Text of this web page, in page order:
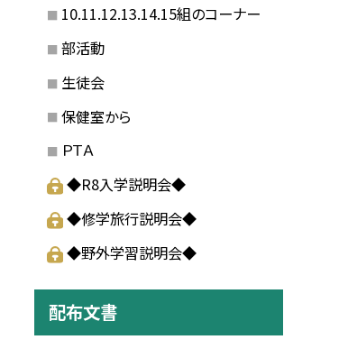
10.11.12.13.14.15組のコーナー
部活動
生徒会
保健室から
ＰＴＡ
◆R8入学説明会◆
◆修学旅行説明会◆
◆野外学習説明会◆
配布文書